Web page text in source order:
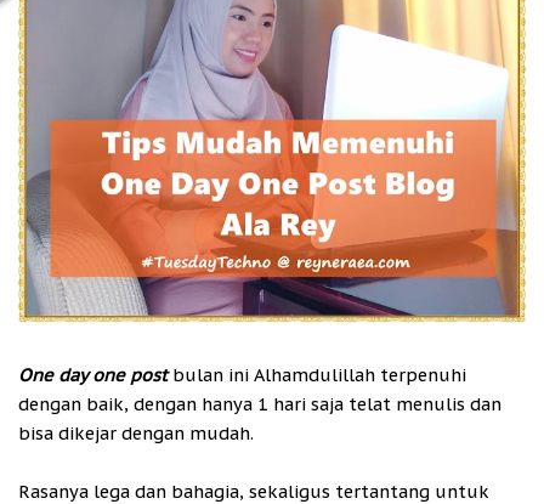
One day one post bulan ini Alhamdulillah terpenuhi
dengan baik, dengan hanya 1 hari saja telat menulis dan
bisa dikejar dengan mudah.
Rasanya lega dan bahagia, sekaligus tertantang untuk